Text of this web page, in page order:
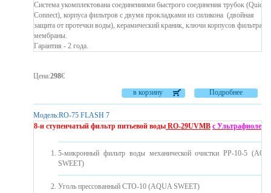
Система укомплектована соединениями быстрого соединения трубок (Quick
Connect), корпуса фильтров с двумя прокладками из силикона ​​(двойная
защита от протечки воды), керамический краник, ключи корпусов фильтра и
мембраны.
Гарантия - 2 года.
Цена:298€
Подробнее
в корзину
Модель:RO-75 FLASH 7
8-и ступенчатый фильтр питьевой воды RO-29UVМB с
5-микронный фильтр воды механической очистки PP-10-5
SWEET)
Уголь прессованный CTO-10 (AQUA SWEET)